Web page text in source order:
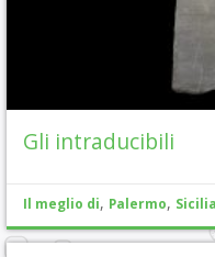
Gli intraducibili
Il meglio di, Palermo, Sicilia